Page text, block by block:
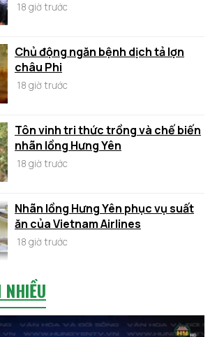
18 giờ trước
Chủ động ngăn bệnh dịch tả lợn
châu Phi
18 giờ trước
Tôn vinh tri thức trồng và chế biến
nhãn lồng Hưng Yên
18 giờ trước
Nhãn lồng Hưng Yên phục vụ suất
ăn của Vietnam Airlines
18 giờ trước
NHIỀU